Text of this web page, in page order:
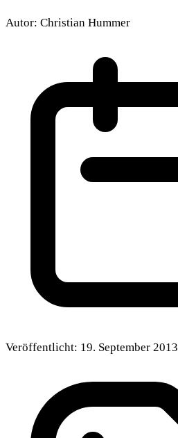
Autor: Christian Hummer
Veröffentlicht: 19. September 2013